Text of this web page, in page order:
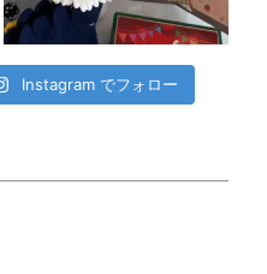
Instagram でフォロー